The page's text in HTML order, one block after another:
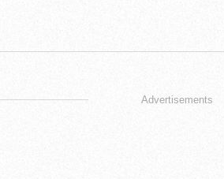
Advertisements